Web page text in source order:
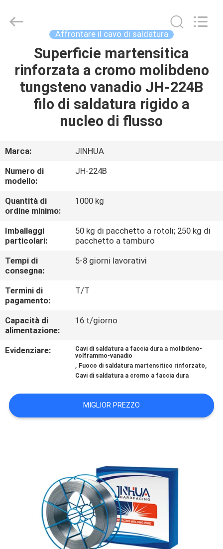
CASA
PRODOTTI
GIRO
DELLA
FABBRICA
CONTROLLO
DI
QUALITÀ
CONTATTICI
RICHIEDA
UNA
NOTIZIE
superficie
fornitore.
claddingweldingmachine.com.
Reserved.
Developed
Affrontare il cavo di saldatura
Superficie martensitica
rinforzata a cromo molibdeno
tungsteno vanadio JH-224B
filo di saldatura rigido a
nucleo di flusso
Marca:
JINHUA
Numero di
modello:
JH-224B
Quantità di
ordine minimo:
1000 kg
Imballaggi
particolari:
50 kg di pacchetto a rotoli; 250 kg di
pacchetto a tamburo
Tempi di
consegna:
5-8 giorni lavorativi
Termini di
pagamento:
T/T
Capacità di
alimentazione:
16 t/giorno
Evidenziare:
Cavi di saldatura a faccia dura a molibdeno-
volframmo-vanadio
, Fuoco di saldatura martensitico rinforzato,
Cavi di saldatura a cromo a faccia dura
MIGLIOR PREZZO